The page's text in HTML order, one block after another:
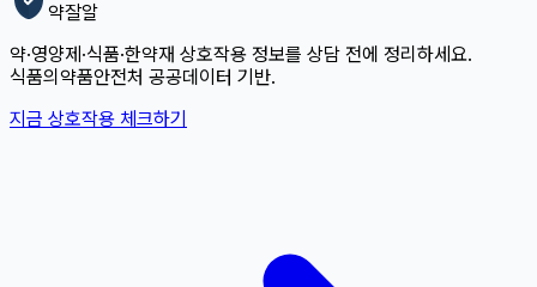
약잘알
약·영양제·식품·한약재 상호작용 정보를 상담 전에 정리하세요.
식품의약품안전처 공공데이터 기반.
지금 상호작용 체크하기